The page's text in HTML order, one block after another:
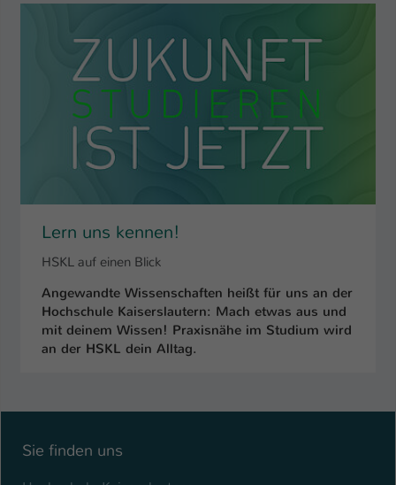
Lern uns kennen!
HSKL auf einen Blick
Angewandte Wissenschaften heißt für uns an der
Hochschule Kaiserslautern: Mach etwas aus und
mit deinem Wissen! Praxisnähe im Studium wird
an der HSKL dein Alltag.
Sie finden uns
Anbieter TYPO3
Laufzeit
Zweck
Dieser Cookie teilt der Webseite mit, ob
ein Besucher im Typo3-Backend
zu verwalten.